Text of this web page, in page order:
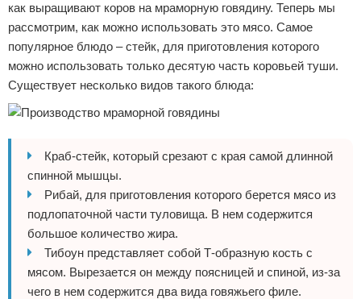
как выращивают коров на мраморную говядину. Теперь мы
рассмотрим, как можно использовать это мясо. Самое
популярное блюдо – стейк, для приготовления которого
можно использовать только десятую часть коровьей туши.
Существует несколько видов такого блюда:
Краб-стейк, который срезают с края самой длинной
спинной мышцы.
Рибай, для приготовления которого берется мясо из
подлопаточной части туловища. В нем содержится
большое количество жира.
Тибоун представляет собой Т-образную кость с
мясом. Вырезается он между поясницей и спиной, из-за
чего в нем содержится два вида говяжьего филе.